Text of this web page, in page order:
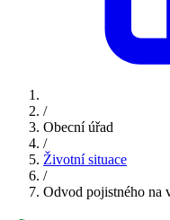
/
Obecní úřad
/
Životní situace
/
Odvod pojistného na